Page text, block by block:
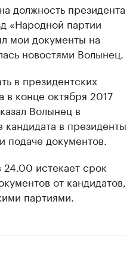
должность президента
«Народной партии
мои документы на
новостями Волынец.
в президентских
в конце октября 2017
Волынец в
кандидата в президенты
документов.
истекает срок
от кандидатов,
партиями.